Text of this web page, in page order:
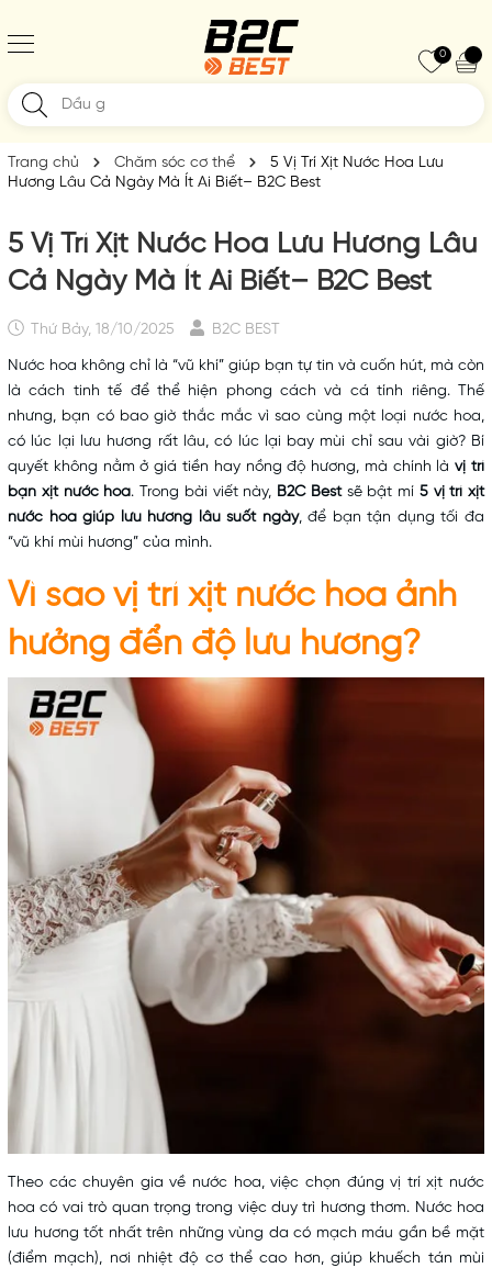
0
Trang chủ Chăm sóc cơ thể
5 Vị Trí Xịt Nước Hoa Lưu
Hương Lâu Cả Ngày Mà Ít Ai Biết– B2C Best
5 Vị Trí Xịt Nước Hoa Lưu Hương Lâu
Cả Ngày Mà Ít Ai Biết– B2C Best
Thứ Bảy, 18/10/2025 B2C BEST
Nước hoa không chỉ là “vũ khí” giúp bạn tự tin và cuốn hút, mà còn
là cách tinh tế để thể hiện phong cách và cá tính riêng. Thế
nhưng, bạn có bao giờ thắc mắc vì sao cùng một loại nước hoa,
có lúc lại lưu hương rất lâu, có lúc lại bay mùi chỉ sau vài giờ? Bí
quyết không nằm ở giá tiền hay nồng độ hương, mà chính làvị trí
bạn xịt nước hoa. Trong bài viết này, B2C Bestsẽ bật mí 5 vị trí xịt
nước hoa giúp lưu hương lâu suốt ngày, để bạn tận dụng tối đa
“vũ khí mùi hương” của mình.
Vì sao vị trí xịt nước hoa ảnh
hưởng đển độ lưu hương?
Theo các chuyên gia về nước hoa, việc chọn đúng vị trí xịt nước
hoa có vai trò quan trọng trong việc duy trì hương thơm. Nước hoa
lưu hương tốt nhất trên những vùng da có mạch máu gần bề mặt
(điểm mạch), nơi nhiệt độ cơ thể cao hơn, giúp khuếch tán mùi